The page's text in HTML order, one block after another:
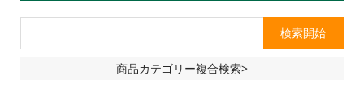
商品カテゴリー複合検索>